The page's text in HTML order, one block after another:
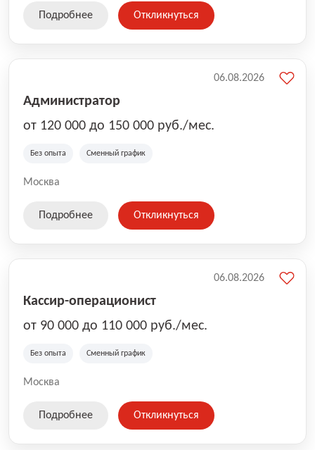
Подробнее Откликнуться
Администратор
от 120 000 до 150 000 руб./мес.
Без опыта Сменный график
Москва
06.08.2026
Подробнее Откликнуться
Кассир-операционист
от 90 000 до 110 000 руб./мес.
Без опыта Сменный график
Москва
06.08.2026
Подробнее Откликнуться